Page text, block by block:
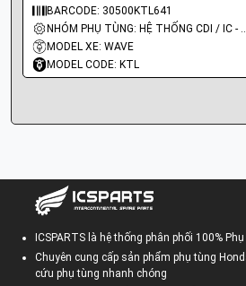
BARCODE: 30500KTL641
NHÓM PHỤ TÙNG: HỆ
MODEL XE: WAVE
MODEL CODE: KTL
ICSPARTS là hệ thống phân phối 100%
Chuyên cung cấp sản phẩm phụ tùng
cứu phụ tùng nhanh chóng